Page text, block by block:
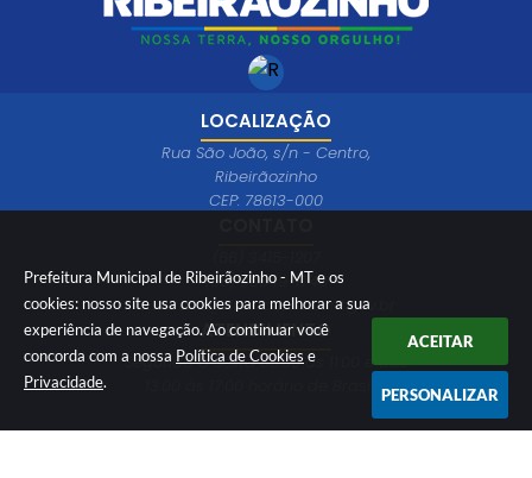
Prefeitura Municipal de Ribeirãozinho - MT e os
cookies: nosso site usa cookies para melhorar a sua
experiência de navegação. Ao continuar você
concorda com a nossa Política de Cookies e
Privacidade.
ACEITAR
PERSONALIZAR
LOCALIZAÇÃO
Rua São João, s/n - Centro,
Ribeirãozinho
CEP: 78613-000
(66) 99649-1746
ouvidoria@ribeiraozinho.mt.gov.br
ATENDIMENTO
Segunda à Sexta 08:00 às 11:00 e das
13:00 às 17:00 horário de Brasília